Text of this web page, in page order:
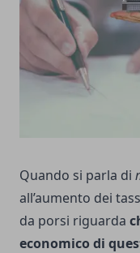
Quando si parla di
all’aumento dei
da porsi riguarda
economico di